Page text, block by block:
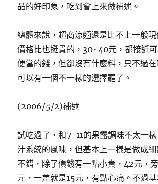
品的好印象，吃到會上來做補述。
總體來說，超商涼麵還是比不上一般
價格比也挺貴的，30~40元，都接近
便當的錢，但卻沒有什麼料，只不過在
可以有一個不一樣的選擇罷了。
(2006/5/2)補述
試吃過了，和7-11的果露調味不太一
汁系統的風味，但基本上一樣是做成
不錯，除了價錢有一點小貴，42元，
元，一差就是15元，有點心痛。不過